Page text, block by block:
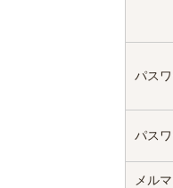
パス
パスワ
メル